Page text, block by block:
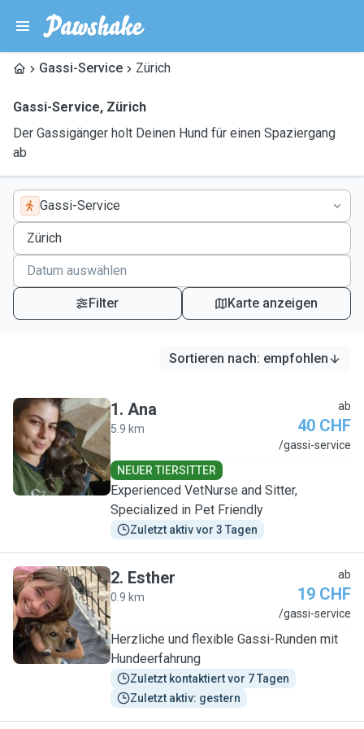
Gassi-Service Zürich
Gassi-Service, Zürich
Der Gassigänger holt Deinen Hund für einen Spaziergang
ab
Gassi-Service
Filter Karte anzeigen
Sortieren nach: empfohlen
A
1. Ana
5.9 km
ab
40 CHF
/gassi-service
NEUER TIERSITTER
Experienced VetNurse and Sitter,
Specialized in Pet Friendly
Zuletzt aktiv vor 3 Tagen
E
2. Esther
0.9 km
ab
19 CHF
/gassi-service
Herzliche und flexible Gassi-Runden mit
Hundeerfahrung
Zuletzt kontaktiert vor 7 Tagen
Zuletzt aktiv: gestern